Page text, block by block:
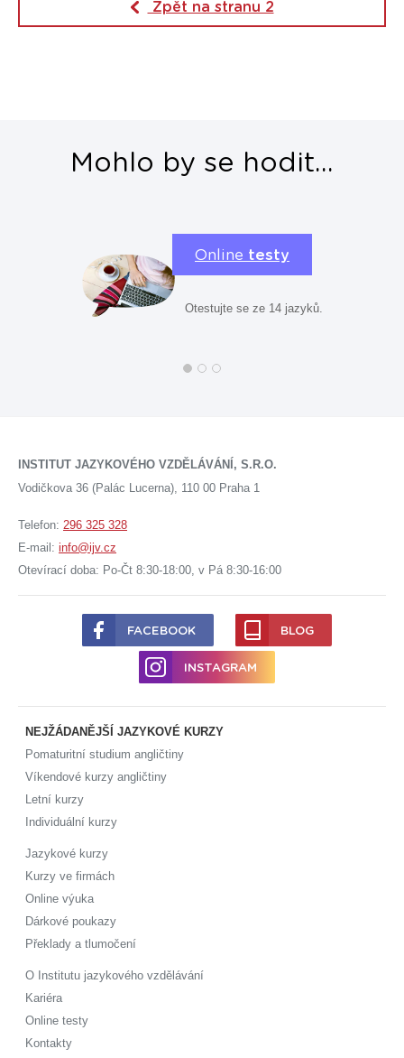
Zpět na stranu 2
Mohlo by se hodit...
Online testy
Otestujte se ze 14 jazyků.
INSTITUT JAZYKOVÉHO VZDĚLÁVÁNÍ, S.R.O.
Vodičkova 36 (Palác Lucerna), 110 00 Praha 1
Telefon: 296 325 328
E-mail: info@ijv.cz
Otevírací doba: Po-Čt 8:30-18:00, v Pá 8:30-16:00
NEJŽÁDANĚJŠÍ JAZYKOVÉ KURZY
Pomaturitní studium angličtiny
Víkendové kurzy angličtiny
Letní kurzy
Individuální kurzy
Jazykové kurzy
Kurzy ve firmách
Online výuka
Dárkové poukazy
Překlady a tlumočení
O Institutu jazykového vzdělávání
Kariéra
Online testy
Kontakty
FACEBOOK BLOG
INSTAGRAM